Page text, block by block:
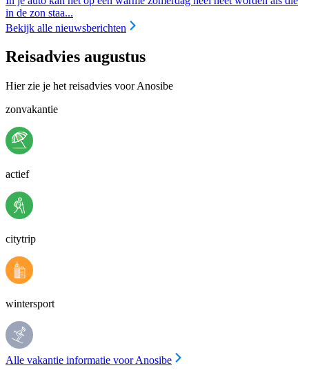
in de zon staa...
Bekijk alle nieuwsberichten
Reisadvies augustus
Hier zie je het reisadvies voor Anosibe
zonvakantie
actief
citytrip
wintersport
Alle vakantie informatie voor Anosibe